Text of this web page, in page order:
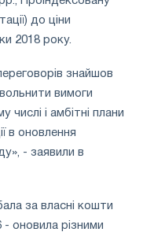
до ціни
2018 року.
знайшов
вимоги
числі і амбітні плани
в оновлення
- заявили в
за власні кошти
- оновила різними